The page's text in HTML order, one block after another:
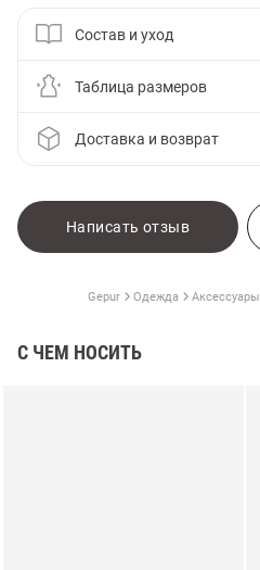
Состав и уход
Таблица размеров
Доставка и возврат
Написать отзыв
Gepur Одежда Аксессуары
С ЧЕМ НОСИТЬ